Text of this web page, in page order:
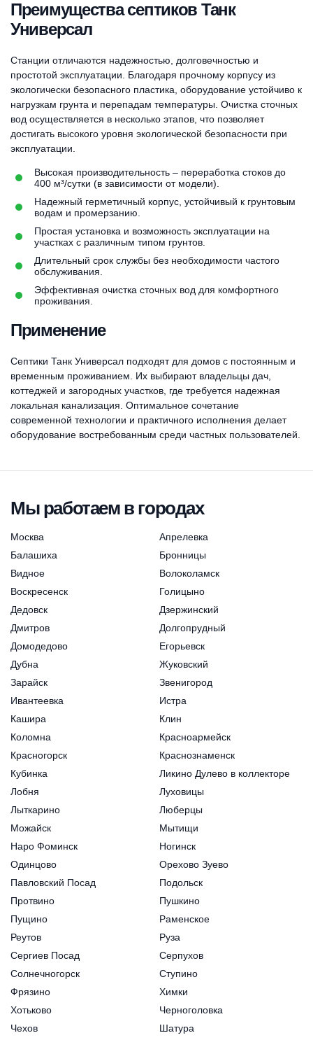
Преимущества септиков Танк
Универсал
Станции отличаются надежностью, долговечностью и
простотой эксплуатации. Благодаря прочному корпусу из
экологически безопасного пластика, оборудование устойчиво к
нагрузкам грунта и перепадам температуры. Очистка сточных
вод осуществляется в несколько этапов, что позволяет
достигать высокого уровня экологической безопасности при
эксплуатации.
Высокая производительность – переработка стоков до
400 м³/сутки (в зависимости от модели).
Надежный герметичный корпус, устойчивый к грунтовым
водам и промерзанию.
Простая установка и возможность эксплуатации на
участках с различным типом грунтов.
Длительный срок службы без необходимости частого
обслуживания.
Эффективная очистка сточных вод для комфортного
проживания.
Применение
Септики Танк Универсал подходят для домов с постоянным и
временным проживанием. Их выбирают владельцы дач,
коттеджей и загородных участков, где требуется надежная
локальная канализация. Оптимальное сочетание
современной технологии и практичного исполнения делает
оборудование востребованным среди частных пользователей.
Мы работаем в городах
Москва
Апрелевка
Балашиха
Бронницы
Видное
Волоколамск
Воскресенск
Голицыно
Дедовск
Дзержинский
Дмитров
Долгопрудный
Домодедово
Егорьевск
Дубна
Жуковский
Зарайск
Звенигород
Ивантеевка
Истра
Кашира
Клин
Коломна
Красноармейск
Красногорск
Краснознаменск
Кубинка
Ликино Дулево в коллекторе
Лобня
Луховицы
Лыткарино
Люберцы
Можайск
Мытищи
Наро Фоминск
Ногинск
Одинцово
Орехово Зуево
Павловский Посад
Подольск
Протвино
Пушкино
Пущино
Раменское
Реутов
Руза
Сергиев Посад
Серпухов
Солнечногорск
Ступино
Фрязино
Химки
Хотьково
Черноголовка
Чехов
Шатура